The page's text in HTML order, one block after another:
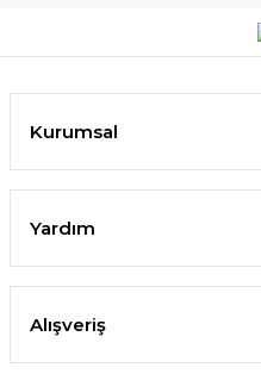
Kurumsal
Yardım
Alışveriş